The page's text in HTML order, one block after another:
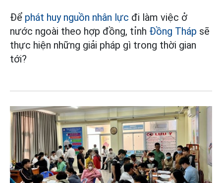
Để phát huy nguồn nhân lực đi làm việc ở
nước ngoài theo hợp đồng, tỉnh Đồng Tháp sẽ
thực hiện những giải pháp gì trong thời gian
tới?